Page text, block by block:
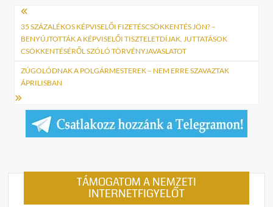
Bejegyzés
navigáció
35 SZÁZALÉKOS KÉPVISELŐI FIZETÉSCSÖKKENTÉS JÖN? –
BENYÚJTOTTÁK A KÉPVISELŐI TISZTELETDÍJAK, JUTTATÁSOK
CSÖKKENTÉSÉRŐL SZÓLÓ TÖRVÉNYJAVASLATOT
ZÚGOLÓDNAK A POLGÁRMESTEREK – NEM ERRE SZAVAZTAK
ÁPRILISBAN
TÁMOGATOM A NEMZETI
INTERNETFIGYELŐT